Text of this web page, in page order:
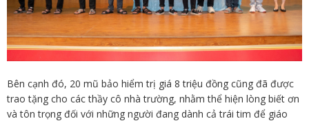
Bên cạnh đó, 20 mũ bảo hiểm trị giá 8 triệu đồng cũng đã được
trao tặng cho các thầy cô nhà trường, nhằm thể hiện lòng biết ơn
và tôn trọng đối với những người đang dành cả trái tim để giáo